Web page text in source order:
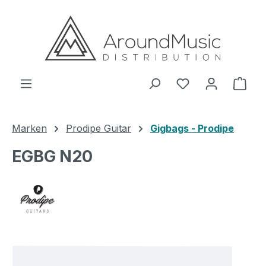
Zum Hauptinhalt springen
Marken Prodipe Guitar Gigbags - Prodipe
EGBG N20